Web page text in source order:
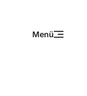
Menü